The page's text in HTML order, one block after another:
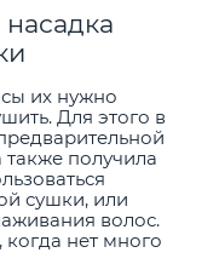
их нужно
Для этого в
получила
сушки, или
волос.
когда нет много